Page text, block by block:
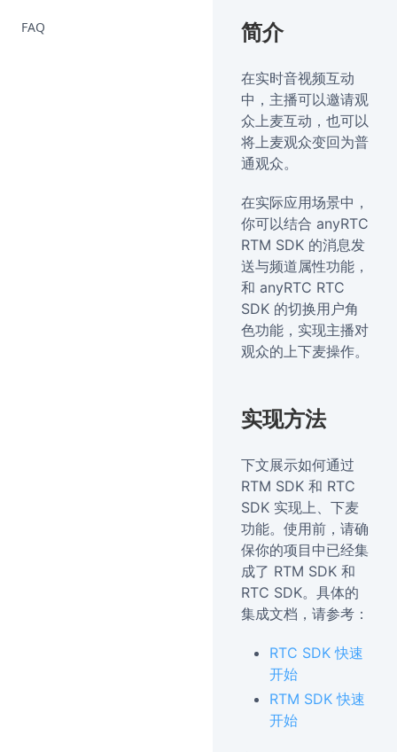
FAQ 简介
在实时音视频互动
中，主播可以邀请观
众上麦互动，也可以
将上麦观众变回为普
通观众。
在实际应用场景中，
你可以结合 anyRTC
RTM SDK 的消息发
送与频道属性功能，
和 anyRTC RTC
SDK 的切换用户角
色功能，实现主播对
观众的上下麦操作。
实现方法
下文展示如何通过
RTM SDK 和 RTC
SDK 实现上、下麦
功能。使用前，请确
保你的项目中已经集
成了 RTM SDK 和
RTC SDK。具体的
集成文档，请参考：
RTC SDK 快速
开始
RTM SDK 快速
开始